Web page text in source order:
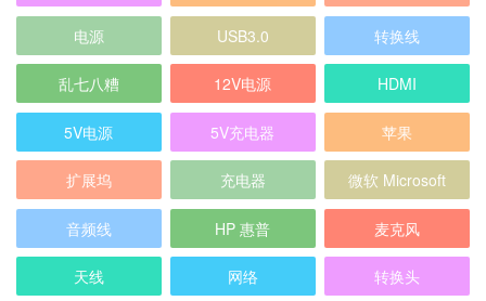
电源 USB3.0 转换线
乱七八糟 12V电源 HDMI
5V电源 5V充电器 苹果
扩展坞 充电器 微软 Microsoft
音频线 HP 惠普 麦克风
天线 网络 转换头